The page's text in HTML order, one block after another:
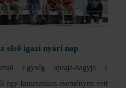
első igazi nyári nap
Egység apraja-nagyja a
egy fantasztikus eseményen vett